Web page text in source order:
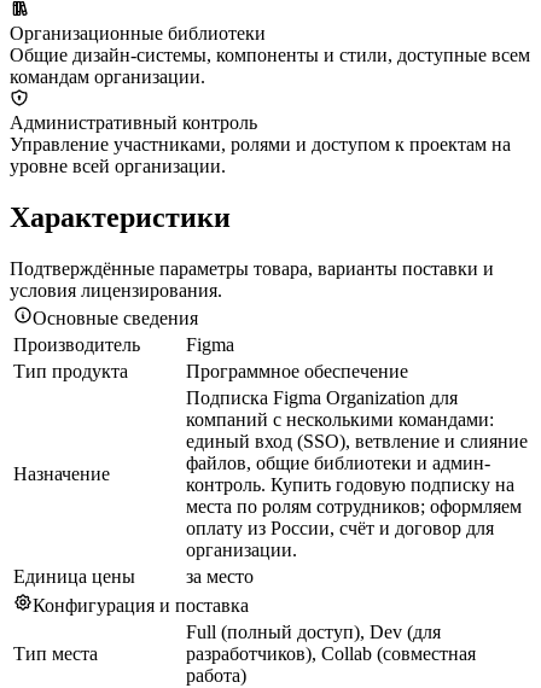
Организационные библиотеки
Общие дизайн-системы, компоненты и стили, доступные всем
командам организации.
Административный контроль
Управление участниками, ролями и доступом к проектам на
уровне всей организации.
Характеристики
Подтверждённые параметры товара, варианты поставки и
условия лицензирования.
Основные сведения
Производитель
Figma
Тип продукта
Программное обеспечение
Назначение
Подписка Figma Organization для
компаний с несколькими командами:
единый вход (SSO), ветвление и слияние
файлов, общие библиотеки и админ-
контроль. Купить годовую подписку на
места по ролям сотрудников; оформляем
оплату из России, счёт и договор для
организации.
Единица цены
за место
Конфигурация и поставка
Тип места
Full (полный доступ), Dev (для
разработчиков), Collab (совместная
работа)